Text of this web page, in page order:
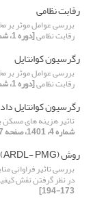
رقابت نظامی
بررسی عوامل موثر بر
رقابت نظامی[دوره 1، شماره 3، 1401، صفحه 54-79]
رگرسیون کوانتایل
بررسی عوامل موثر بر
رقابت نظامی[دوره 1، شماره 3، 1401، صفحه 54-79]
رگرسیون کوانتایل
تاثیر هزینه های مسکن
شماره 4، 1401، صفحه 107-138]
روش (ARDL- PMG)
بررسی تاثیر فراوانی
در نظر گرفتن نقش
173-194]